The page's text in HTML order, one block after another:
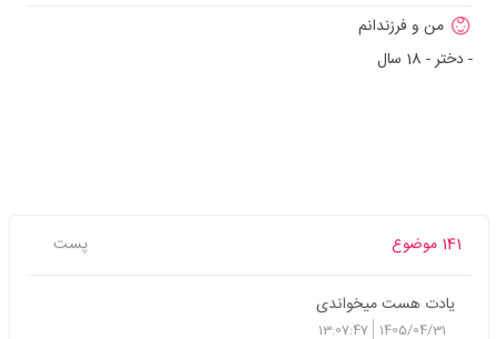
من و فرزندانم
- دختر - 18 سال
141 موضوع پست
یادت هست میخواندی
1405/04/31
13:07:47